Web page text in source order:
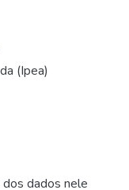
(Ipea)
dados nele